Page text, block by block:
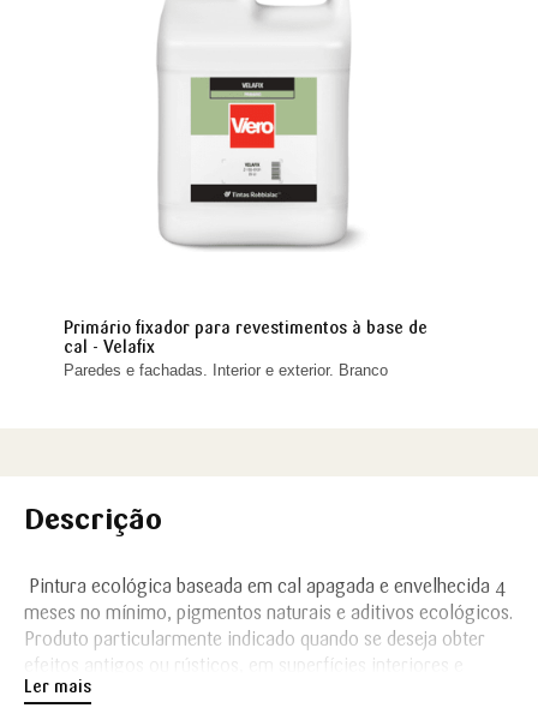
Primário fixador para revestimentos à base de
cal - Velafix
Paredes e fachadas. Interior e exterior. Branco
Descrição
Pintura ecológica baseada em cal apagada e envelhecida 4
meses no mínimo, pigmentos naturais e aditivos ecológicos.
Produto particularmente indicado quando se deseja obter
efeitos antigos ou rústicos, em superfícies interiores e
exteriores.
Ler mais